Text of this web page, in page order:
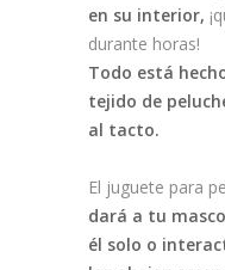
en su interior,
durante horas!
Todo está
tejido de
al tacto.
El juguete para
dará a tu
él solo o